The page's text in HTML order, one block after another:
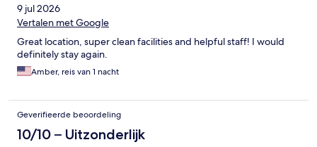
9 jul 2026
Vertalen met Google
Great location, super clean facilities and helpful staff! I would
definitely stay again.
Amber, reis van 1 nacht
Geverifieerde beoordeling
10/10 – Uitzonderlijk